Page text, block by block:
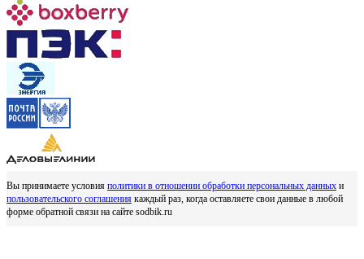
Вы принимаете условия политики в отношении обработки персональных данных и
пользовательского соглашения каждый раз, когда оставляете свои данные в любой
форме обратной связи на сайте sodbik.ru